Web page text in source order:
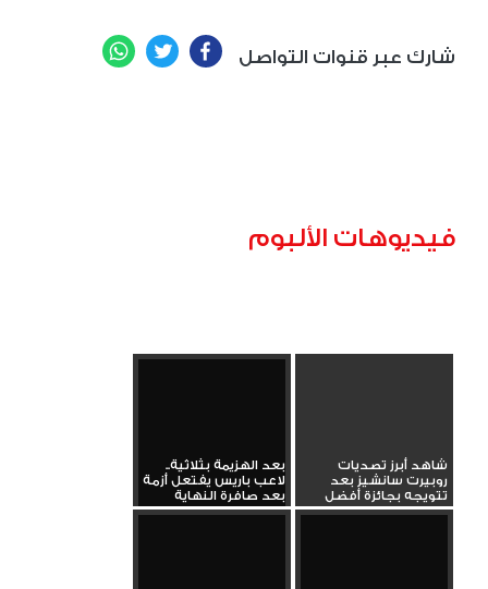
شارك عبر قنوات التواصل Facebook
Twitter
فيديوهات الألبوم
شاهد أبرز تصديات
روبيرت سانشيز بعد
تتويجه بجائزة أفضل
حارس في...
بعد الهزيمة بثلاثية..
لاعب باريس يفتعل أزمة
بعد صافرة النهاية